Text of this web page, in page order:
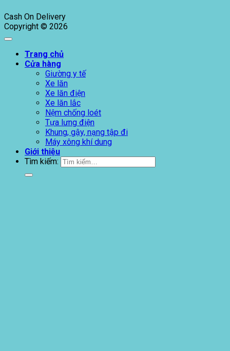
Cash On Delivery
Copyright © 2026
Trang chủ
Cửa hàng
Giường y tế
Xe lăn
Xe lăn điện
Xe lăn lắc
Nệm chống loét
Tựa lưng điện
Khung, gậy, nạng tập đi
Máy xông khí dung
Giới thiệu
Tìm kiếm: